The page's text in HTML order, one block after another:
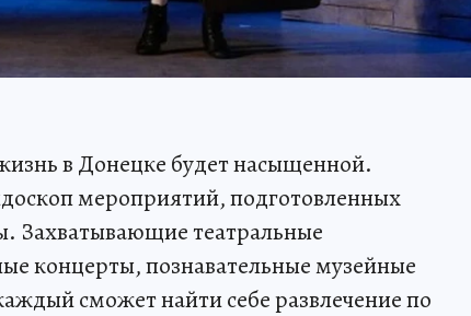
в Донецке будет насыщенной.
мероприятий, подготовленных
Захватывающие театральные
концерты, познавательные музейные
сможет найти себе развлечение по